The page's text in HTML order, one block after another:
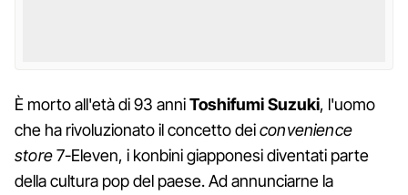
È morto all'età di 93 anniToshifumi Suzuki, l'uomo
che ha rivoluzionato il concetto deiconvenience
store7-Eleven, i konbini giapponesi diventati parte
della cultura pop del paese. Ad annunciarne la